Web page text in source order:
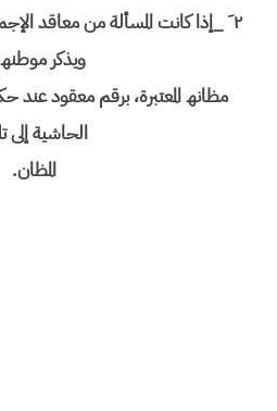
٢ َ _إذا كانت المسألة من معاقد
ویذكر
مظانھ المعتبرة، برقم معقود عند
الحاشیة إلى
المظان.